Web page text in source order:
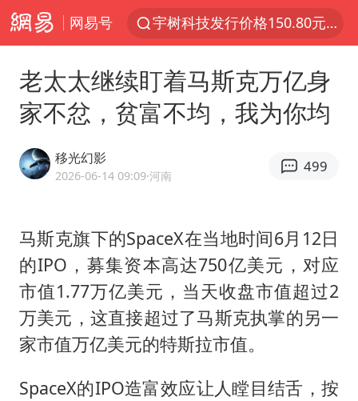
网易号
宇树科技发行价格150.80元/股
台风白海豚即将进入48小时警戒线
官方回应献血屋不让市民入内躲雨
80后女柜员逆袭成4200亿银行副行长
中央气象台发布台风黄色预警
扎哈罗娃批广岛市长不提美国原子弹
女子利用漏洞0元薅走3000多件家电
金饰克价大幅跳涨
多地要求领导干部带头休假
老太太继续盯着马斯克万亿身
家不忿，贫富不均，我为你均
移光幻影
2026-06-14 09:09·河南
499
马斯克旗下的SpaceX在当地时间6月12日
的IPO，募集资本高达750亿美元，对应
市值1.77万亿美元，当天收盘市值超过2
万美元，这直接超过了马斯克执掌的另一
家市值万亿美元的特斯拉市值。
SpaceX的IPO造富效应让人瞠目结舌，按